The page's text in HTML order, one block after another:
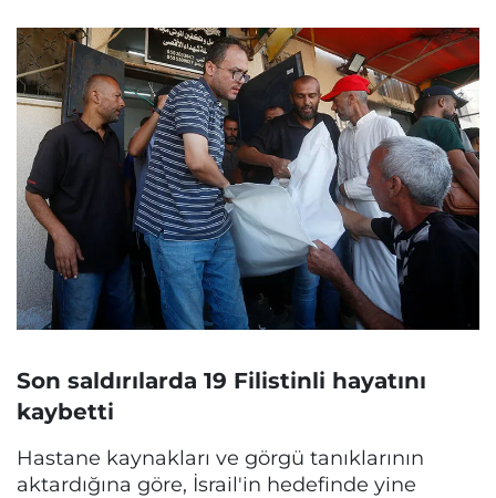
Son saldırılarda 19 Filistinli hayatını
kaybetti
Hastane kaynakları ve görgü tanıklarının
aktardığına göre, İsrail'in hedefinde yine